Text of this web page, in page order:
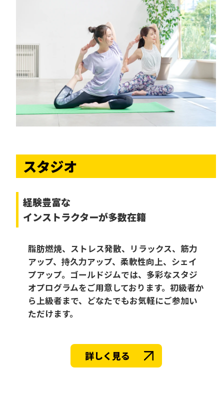
スタジオ
経験豊富な
インストラクターが多数在籍
脂肪燃焼、ストレス発散、リラックス、筋力
アップ、持久力アップ、柔軟性向上、シェイ
プアップ。ゴールドジムでは、多彩なスタジ
オプログラムをご用意しております。初級者か
ら上級者まで、どなたでもお気軽にご参加い
ただけます。
詳しく見る